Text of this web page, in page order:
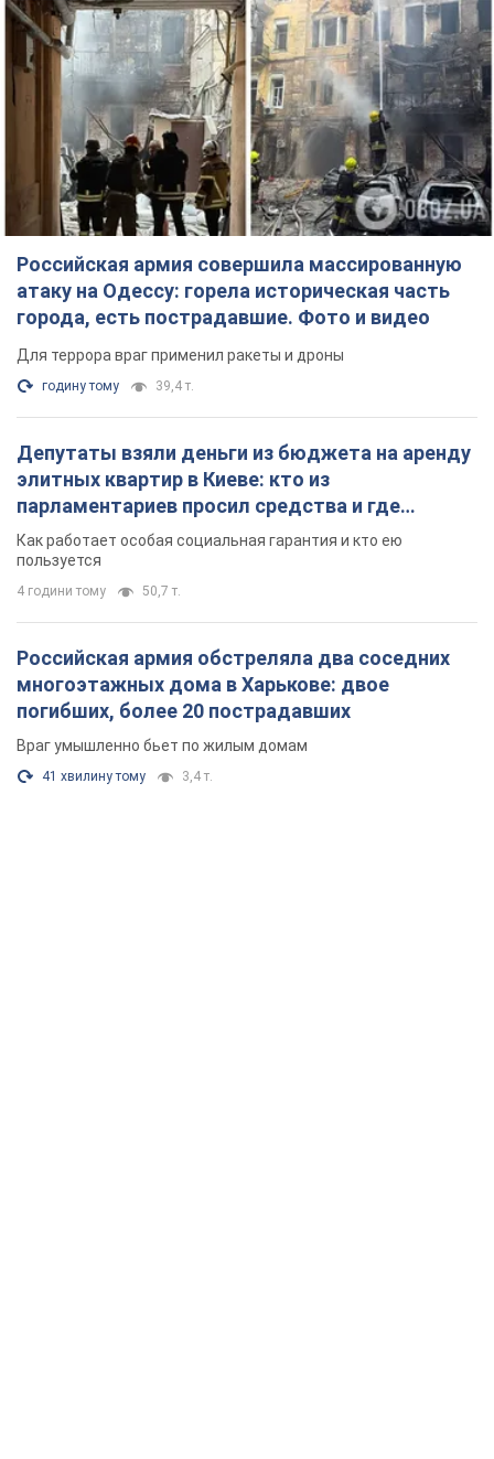
Российская армия совершила массированную
атаку на Одессу: горела историческая часть
города, есть пострадавшие. Фото и видео
Для террора враг применил ракеты и дроны
годину тому 39,4 т.
Депутаты взяли деньги из бюджета на аренду
элитных квартир в Киеве: кто из
парламентариев просил средства и где
поселился
Как работает особая социальная гарантия и кто ею
пользуется
4 години тому 50,7 т.
Российская армия обстреляла два соседних
многоэтажных дома в Харькове: двое
погибших, более 20 пострадавших
Враг умышленно бьет по жилым домам
41 хвилину тому 3,4 т.